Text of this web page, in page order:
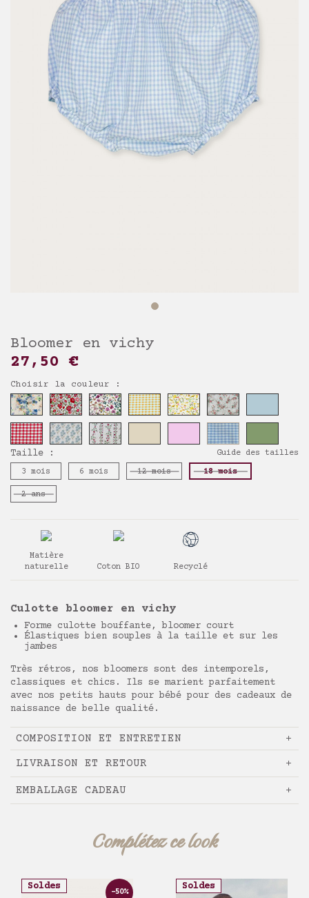
Bloomer en vichy
27,50 €
Choisir la couleur :
Taille : Guide des tailles
3 mois 6 mois 12 mois 18 mois
2 ans
Matière
naturelle
Coton BIO Recyclé
Culotte bloomer en vichy
Forme culotte bouffante, bloomer court
Élastiques bien souples à la taille et sur les
jambes
Très rétros, nos bloomers sont des intemporels,
classiques et chics. Ils se marient parfaitement
avec nos petits hauts pour bébé pour des cadeaux de
naissance de belle qualité.
COMPOSITION ET ENTRETIEN
LIVRAISON ET RETOUR
EMBALLAGE CADEAU
Complétez ce look
Soldes
-50%
Soldes